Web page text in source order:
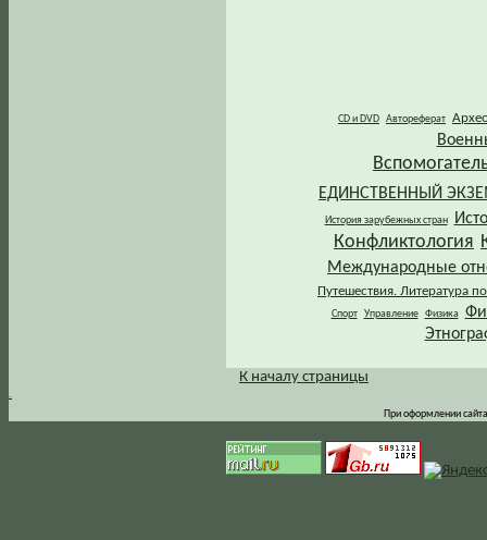
CD и DVD Автореферат
ЕДИНСТВЕННЫЙ
История зарубежных стран
Конфликтология
Международные
Путешествия. Литература
Спорт Управление Физика
.
К началу страницы
При оформлении